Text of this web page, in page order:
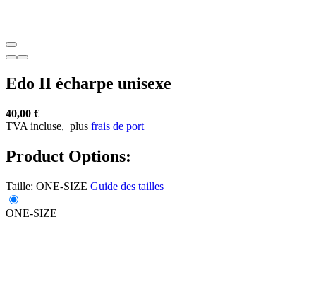
Edo II écharpe unisexe
40,00 €
TVA incluse, plus frais de port
Product Options:
Taille: ONE-SIZE Guide des tailles
ONE-SIZE